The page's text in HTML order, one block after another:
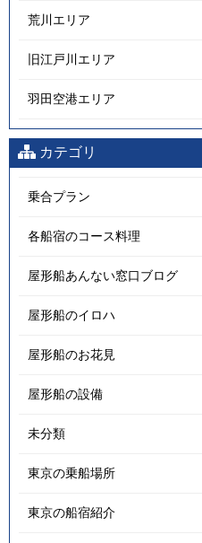
荒川エリア
旧江戸川エリア
羽田空港エリア
カテゴリ
乗合プラン
各船宿のコース料理
屋形船あんない窓口ブログ
屋形船のイロハ
屋形船のお花見
屋形船の設備
未分類
東京の乗船場所
東京の船宿紹介